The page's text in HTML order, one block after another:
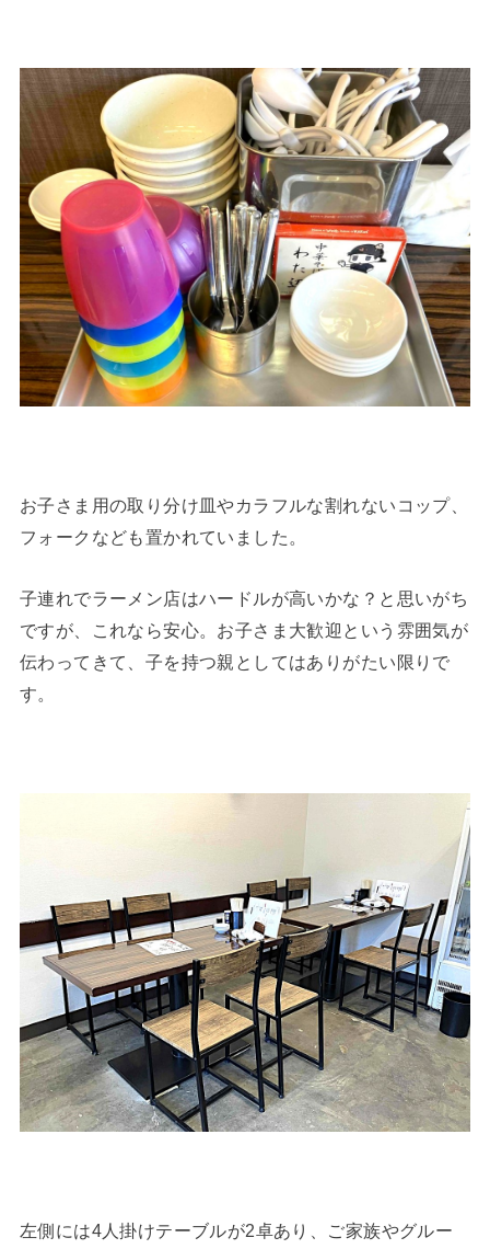
お子さま用の取り分け皿やカラフルな割れないコップ、
フォークなども置かれていました。
子連れでラーメン店はハードルが高いかな？と思いがち
ですが、これなら安心。お子さま大歓迎という雰囲気が
伝わってきて、子を持つ親としてはありがたい限りで
す。
左側には4人掛けテーブルが2卓あり、ご家族やグルー